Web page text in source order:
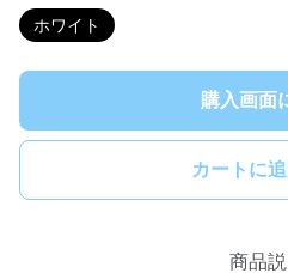
ホワイト
購入画面
カートに
商品